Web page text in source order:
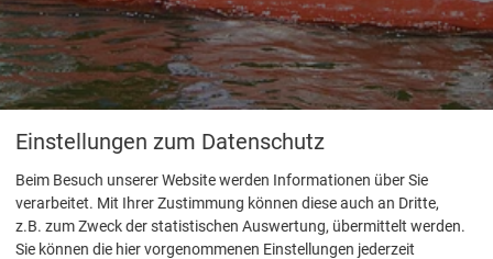
Einstellungen zum Datenschutz
Beim Besuch unserer Website werden Informationen über Sie
verarbeitet. Mit Ihrer Zustimmung können diese auch an Dritte,
z.B. zum Zweck der statistischen Auswertung, übermittelt werden.
Sie können die hier vorgenommenen Einstellungen jederzeit